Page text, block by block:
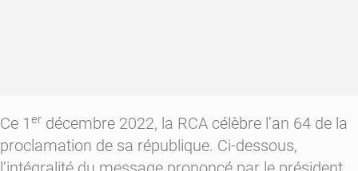
Ce 1 er décembre 2022, la RCA célèbre l’an 64 de la
proclamation de sa république. Ci-dessous,